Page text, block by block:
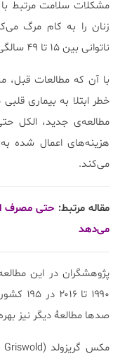
زنان را به کام مرگ
ناتوانی بین ۱۵ تا ۴۹ سالگی است.
با آن که مطالعات قبل،
خطر ابتلا به بیماری
مطالعه‌ی جدید، الکل
هزینه‌های اعمال شده به
می‌کند.
مقاله مرتبط: حتی مصرف
می‌دهد
پژوهشگران در این
۱۹۹۰
صدها مطالعۀ دیگر نیز